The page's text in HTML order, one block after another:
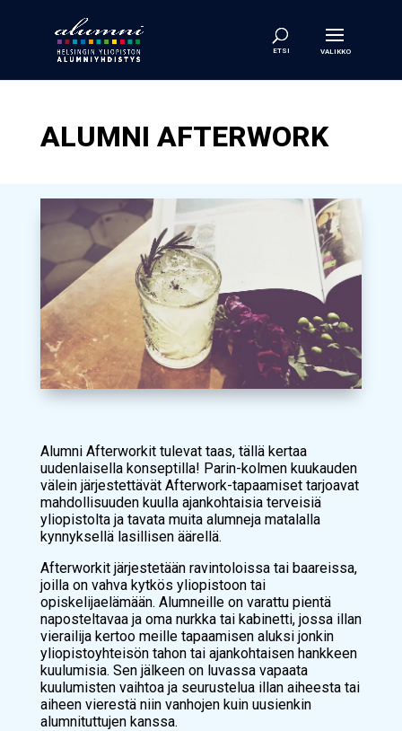
ALUMNI AFTERWORK
Alumni Afterworkit tulevat taas, tällä kertaa
uudenlaisella konseptilla! Parin-kolmen kuukauden
välein järjestettävät Afterwork-tapaamiset tarjoavat
mahdollisuuden kuulla ajankohtaisia terveisiä
yliopistolta ja tavata muita alumneja matalalla
kynnyksellä lasillisen äärellä.
Afterworkit järjestetään ravintoloissa tai baareissa,
joilla on vahva kytkös yliopistoon tai
opiskelijaelämään. Alumneille on varattu pientä
naposteltavaa ja oma nurkka tai kabinetti, jossa illan
vierailija kertoo meille tapaamisen aluksi jonkin
yliopistoyhteisön tahon tai ajankohtaisen hankkeen
kuulumisia. Sen jälkeen on luvassa vapaata
kuulumisten vaihtoa ja seurustelua illan aiheesta tai
aiheen vierestä niin vanhojen kuin uusienkin
alumnituttujen kanssa.